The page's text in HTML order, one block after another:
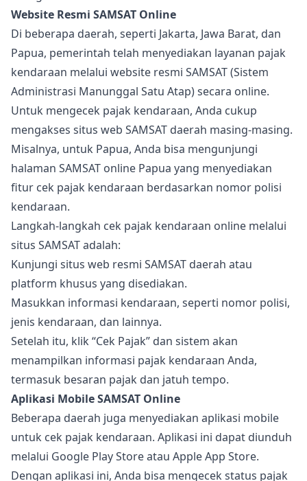
Website Resmi SAMSAT Online
Di beberapa daerah, seperti Jakarta, Jawa Barat, dan
Papua, pemerintah telah menyediakan layanan pajak
kendaraan melalui website resmi SAMSAT (Sistem
Administrasi Manunggal Satu Atap) secara online.
Untuk mengecek pajak kendaraan, Anda cukup
mengakses situs web SAMSAT daerah masing-masing.
Misalnya, untuk Papua, Anda bisa mengunjungi
halaman SAMSAT online Papua yang menyediakan
fitur cek pajak kendaraan berdasarkan nomor polisi
kendaraan.
Langkah-langkah cek pajak kendaraan online melalui
situs SAMSAT adalah:
Kunjungi situs web resmi SAMSAT daerah atau
platform khusus yang disediakan.
Masukkan informasi kendaraan, seperti nomor polisi,
jenis kendaraan, dan lainnya.
Setelah itu, klik “Cek Pajak” dan sistem akan
menampilkan informasi pajak kendaraan Anda,
termasuk besaran pajak dan jatuh tempo.
Aplikasi Mobile SAMSAT Online
Beberapa daerah juga menyediakan aplikasi mobile
untuk cek pajak kendaraan. Aplikasi ini dapat diunduh
melalui Google Play Store atau Apple App Store.
Dengan aplikasi ini, Anda bisa mengecek status pajak